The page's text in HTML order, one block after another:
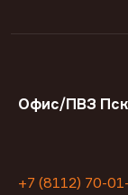
Офис/ПВЗ
+7 (8112) 70-